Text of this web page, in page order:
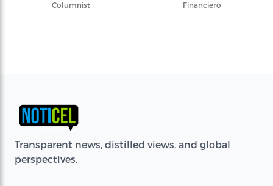
Columnist
Financiero
Transparent news, distilled views, and global
perspectives.